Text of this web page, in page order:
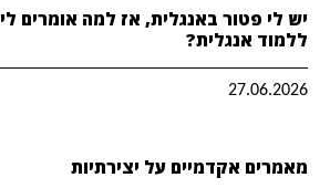
יש לי פטור באנגלית, אז למה אומרים לי
ללמוד אנגלית?
27.06.2026
מאמרים אקדמיים על יצירתיות